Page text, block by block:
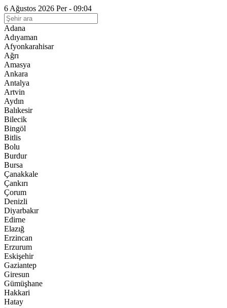
6 Ağustos 2026 Per - 09:04
Adana
Adıyaman
Afyonkarahisar
Ağrı
Amasya
Ankara
Antalya
Artvin
Aydın
Balıkesir
Bilecik
Bingöl
Bitlis
Bolu
Burdur
Bursa
Çanakkale
Çankırı
Çorum
Denizli
Diyarbakır
Edirne
Elazığ
Erzincan
Erzurum
Eskişehir
Gaziantep
Giresun
Gümüşhane
Hakkari
Hatay